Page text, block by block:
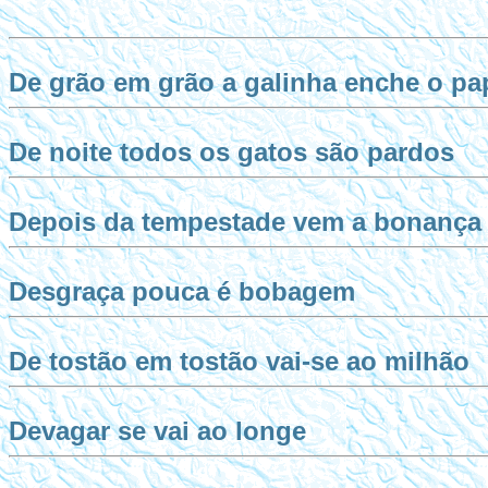
De grão em grão a galinha enche o
De noite todos os gatos são pardos
Depois da tempestade vem a bonança
Desgraça pouca é bobagem
De tostão em tostão vai-se ao milhão
Devagar se vai ao longe